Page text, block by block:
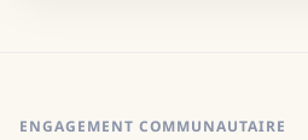
ENGAGEMENT COMMUNAUTAIRE